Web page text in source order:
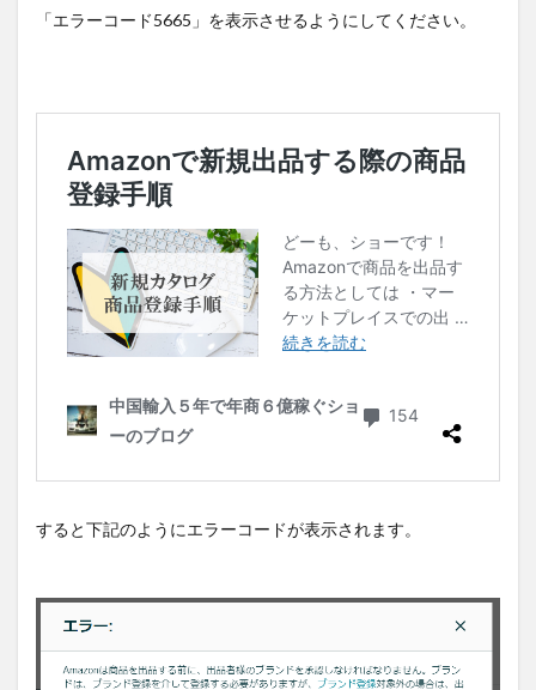
「エラーコード5665」を表示させるようにしてください。
すると下記のようにエラーコードが表示されます。